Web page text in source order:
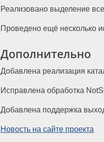
Реализовано выделение
Проведено ещё несколько
Дополнительно
Добавлена реализация
Исправлена обработка
Добавлена поддержка
Новость на сайте проекта